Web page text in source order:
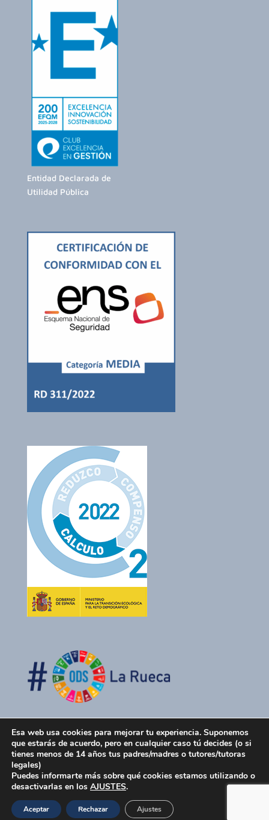
Entidad Declarada de
Utilidad Pública
La Rueca Asociación 2026 -Política de Privacidad
Política de Cookies
Esa web usa cookies para mejorar tu experiencia. Suponemos
que estarás de acuerdo, pero en cualquier caso tú decides (o si
tienes menos de 14 años tus padres/madres o tutores/tutoras
legales)
Puedes informarte más sobre qué cookies estamos utilizando o
desactivarlas en los AJUSTES.
Aceptar Rechazar Ajustes